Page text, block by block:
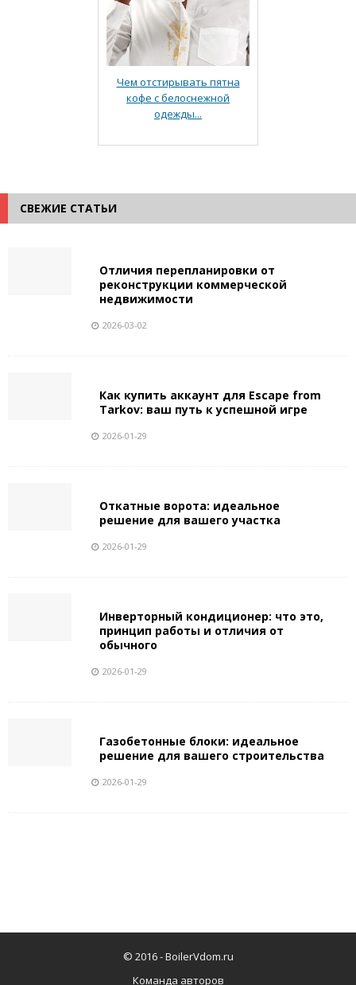
Чем отстирывать пятна
кофе с белоснежной
одежды...
СВЕЖИЕ СТАТЬИ
Отличия перепланировки от
реконструкции коммерческой
недвижимости
2026-03-02
Как купить аккаунт для Escape from
Tarkov: ваш путь к успешной игре
2026-01-29
Откатные ворота: идеальное
решение для вашего участка
2026-01-29
Инверторный кондиционер: что это,
принцип работы и отличия от
обычного
2026-01-29
Газобетонные блоки: идеальное
решение для вашего строительства
2026-01-29
© 2016 -BoilerVdom.ru
Команда авторов